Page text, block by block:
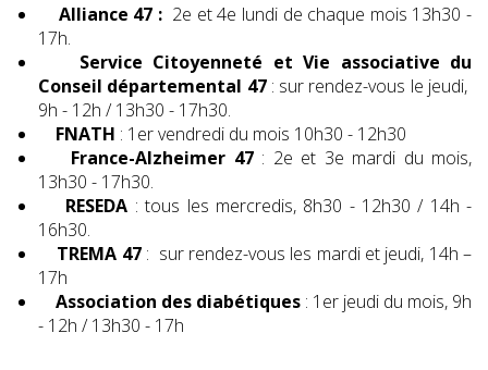
Alliance 47 : 2e et 4e lundi de chaque mois 13h30 -
17h.
Service Citoyenneté et Vie associative du
Conseil départemental 47: sur rendez-vous le jeudi,
9h - 12h / 13h30 - 17h30.
FNATH : 1er vendredi du mois 10h30 - 12h30
France-Alzheimer 47: 2e et 3e mardi du mois,
13h30 - 17h30.
RESEDA : tous les mercredis, 8h30 - 12h30 / 14h -
16h30.
TREMA 47: sur rendez-vous les mardi et jeudi, 14h –
17h
Association des diabétiques : 1er jeudi du mois, 9h
- 12h / 13h30 - 17h